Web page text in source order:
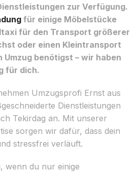
zur Verfügung.
für einige Möbelstücke
für den Transport größerer
oder einen Kleintransport
benötigst – wir haben
für dich.
Umzugsprofi Ernst aus
Dienstleistungen
Tekirdag an. Mit unserer
sorgen wir dafür, dass dein
stressfrei verläuft.
wenn du nur einige